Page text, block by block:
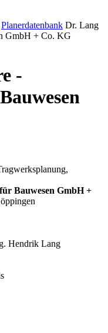
Pla­ner­daten­bank Dr. Lang
GmbH + Co. KG
-
Bauwesen GmbH +
Hendrik Lang